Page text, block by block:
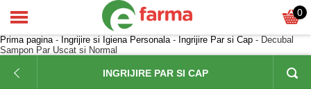
0
Prima pagina- Ingrijire si Igiena Personala- Ingrijire Par si Cap - Decubal
Sampon Par Uscat si Normal
INGRIJIRE PAR SI CAP